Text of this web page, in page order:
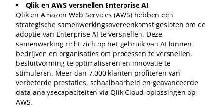
Qlik en AWS versnellen Enterprise AI
Qlik en Amazon Web Services (AWS) hebben een
strategische samenwerkingsovereenkomst gesloten om de
adoptie van Enterprise AI te versnellen. Deze
samenwerking richt zich op het gebruik van AI binnen
bedrijven en organisaties om processen te versnellen,
besluitvorming te optimaliseren en innovatie te
stimuleren. Meer dan 7.000 klanten profiteren van
verbeterde prestaties, schaalbaarheid en geavanceerde
data-analysecapaciteiten via Qlik Cloud-oplossingen op
AWS.